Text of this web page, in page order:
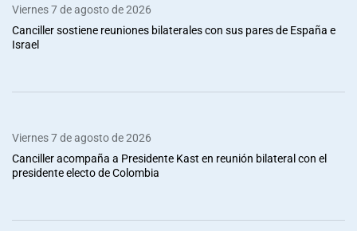
Viernes 7 de agosto de 2026
Canciller sostiene reuniones bilaterales con sus pares de España e
Israel
Viernes 7 de agosto de 2026
Canciller acompaña a Presidente Kast en reunión bilateral con el
presidente electo de Colombia